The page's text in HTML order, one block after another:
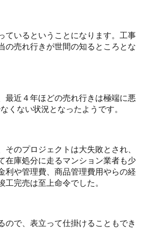
ているということになります。工事
の売れ行きが世間の知るところとな
最近４年ほどの売れ行きは極端に悪
くない状況となったようです。
のプロジェクトは大失敗とされ、
在庫処分に走るマンション業者も少
利や管理費、商品管理費用やらの経
完売は至上命令でした。
ので、表立って仕掛けることもでき